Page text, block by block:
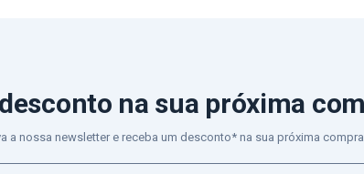
na sua próxima
a nossa newsletter e receba um desconto* na sua próxima compra.